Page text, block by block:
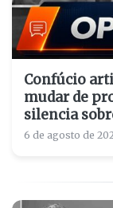
Confúcio
mudar de
silencia
6 de agosto de